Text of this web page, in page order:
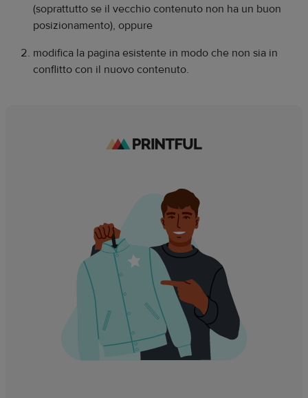
(soprattutto se il vecchio contenuto non ha un buon
posizionamento), oppure
modifica la pagina esistente in modo che non sia in
conflitto con il nuovo contenuto.